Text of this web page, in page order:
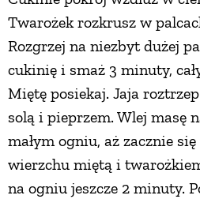
Twarożek rozkrusz w
Rozgrzej na niezbyt dużej
cukinię i smaż 3 minuty,
Miętę posiekaj. Jaja
solą i pieprzem. Wlej masę
małym ogniu, aż zacznie
wierzchu miętą i
na ogniu jeszcze 2 minuty.
CIASTA I
INNE